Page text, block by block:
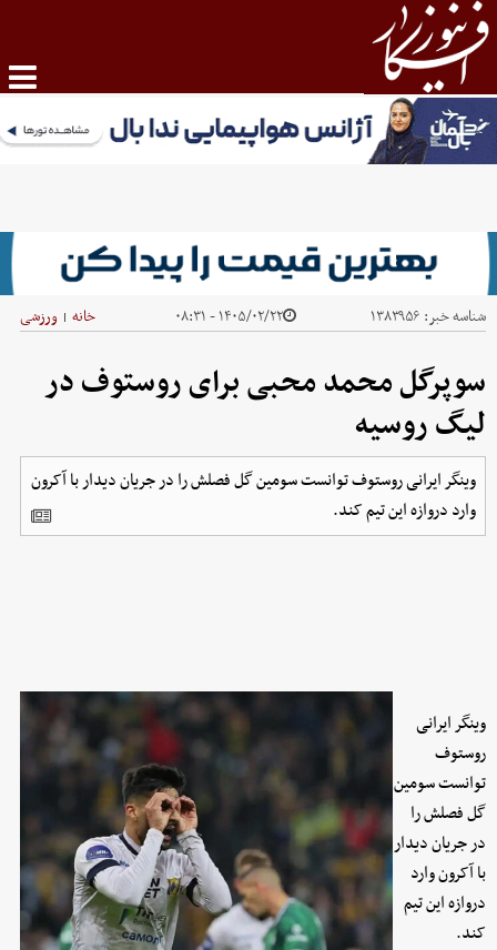
شناسه خبر: ۱۳۸۳۹۵۶ ۱۴۰۵/۰۲/۲۲ - ۰۸:۳۱ خانه | ورزشی
سوپرگل محمد محبی برای روستوف در
لیگ روسیه
وینگر ایرانی روستوف توانست سومین گل فصلش را در جریان دیدار با آکرون
وارد دروازه این تیم کند.
وینگر ایرانی
روستوف
توانست سومین
گل فصلش را
در جریان دیدار
با آکرون وارد
دروازه این تیم
کند.